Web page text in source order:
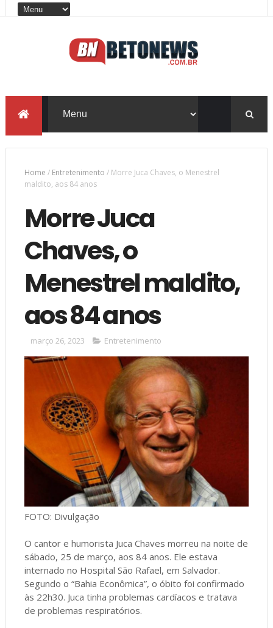
Home / Entretenimento / Morre Juca Chaves, o Menestrel
maldito, aos 84 anos
Morre Juca
Chaves, o
Menestrel maldito,
aos 84 anos
março 26, 2023 Entretenimento
FOTO: Divulgação
O cantor e humorista Juca Chaves morreu na noite de
sábado, 25 de março, aos 84 anos. Ele estava
internado no Hospital São Rafael, em Salvador.
Segundo o “Bahia Econômica”, o óbito foi confirmado
às 22h30. Juca tinha problemas cardíacos e tratava
de problemas respiratórios.